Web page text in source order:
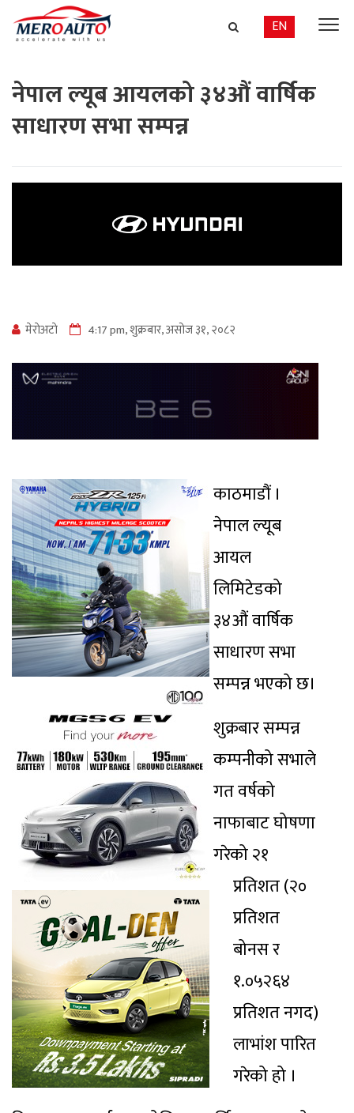
EN
नेपाल ल्यूब आयलको ३४औं वार्षिक
साधारण सभा सम्पन्न
मेराेअटाे 4:17 pm, शुक्रबार, असोज ३१, २०८२
काठमाडौं ।
नेपाल ल्यूब
आयल
लिमिटेडको
३४औं वार्षिक
साधारण सभा
सम्पन्न भएको छ।
शुक्रबार सम्पन्न
कम्पनीको सभाले
गत वर्षको
नाफाबाट घोषणा
गरेको २१
प्रतिशत (२०
प्रतिशत
बोनस र
१.०५२६४
प्रतिशत नगद)
लाभांश पारित
गरेको हो ।